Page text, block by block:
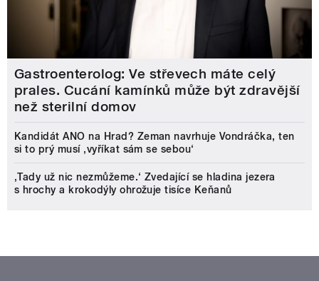
Gastroenterolog: Ve střevech máte celý
prales. Cucání kamínků může být zdravější
než sterilní domov
Kandidát ANO na Hrad? Zeman navrhuje Vondráčka, ten
si to prý musí ‚vyříkat sám se sebou‘
‚Tady už nic nezmůžeme.‘ Zvedající se hladina jezera
s hrochy a krokodýly ohrožuje tisíce Keňanů